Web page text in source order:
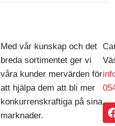
Med vår kunskap och det
breda sortimentet ger vi
våra kunder mervärden för
att hjälpa dem att bli mer
konkurrenskraftiga på sina
marknader.